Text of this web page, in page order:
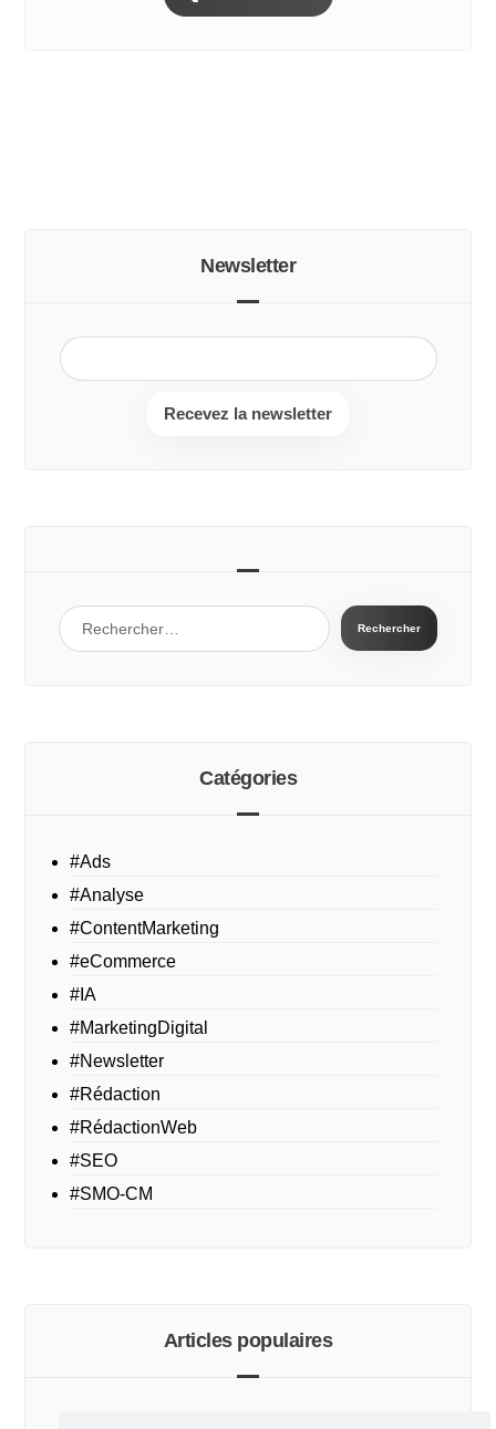
Newsletter
Recevez la newsletter
Catégories
#Ads
#Analyse
#ContentMarketing
#eCommerce
#IA
#MarketingDigital
#Newsletter
#Rédaction
#RédactionWeb
#SEO
#SMO-CM
Articles populaires